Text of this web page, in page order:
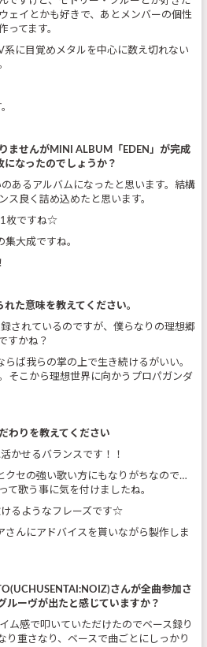
ェイとかも好きで、あとメンバーの個性
ってます。
系に目覚めメタルを中心に数え切れない
ませんがMINI ALBUM「EDEN」が完成
になったのでしょうか？
あるアルバムになったと思います。結構
ス良く詰め込めたと思います。
1枚ですね☆
大成ですね。
た意味を教えてください。
されているのですが、僕らなりの理想郷
すかね？
らば我らの掌の上で生き続けるがいい。
そこから理想世界に向かうプロパガンダ
わりを教えてください
かせるバランスです！！
クセの強い歌い方にもなりがちなので…
て歌う事に気を付けましたね。
るようなフレーズです☆
さんにアドバイスを貰いながら製作しま
さんが全曲参加さ
ルーヴが出たと感じていますか？
ム感で叩いていただけたのでベース録り
り重さなり、ベースで曲ごとにしっかり